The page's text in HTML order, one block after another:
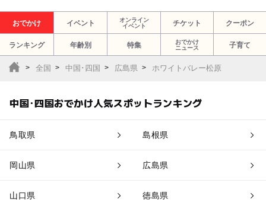
おでかけ イベント
オンライン
イベント
チケット クーポン
ランキング 年齢別 特集
おでかけ
ニュース
子育て
全国 中国･四国 広島県 ホワイトバレー松原
中国･四国おでかけ人気スポットランキング
鳥取県 島根県
岡山県 広島県
山口県 徳島県